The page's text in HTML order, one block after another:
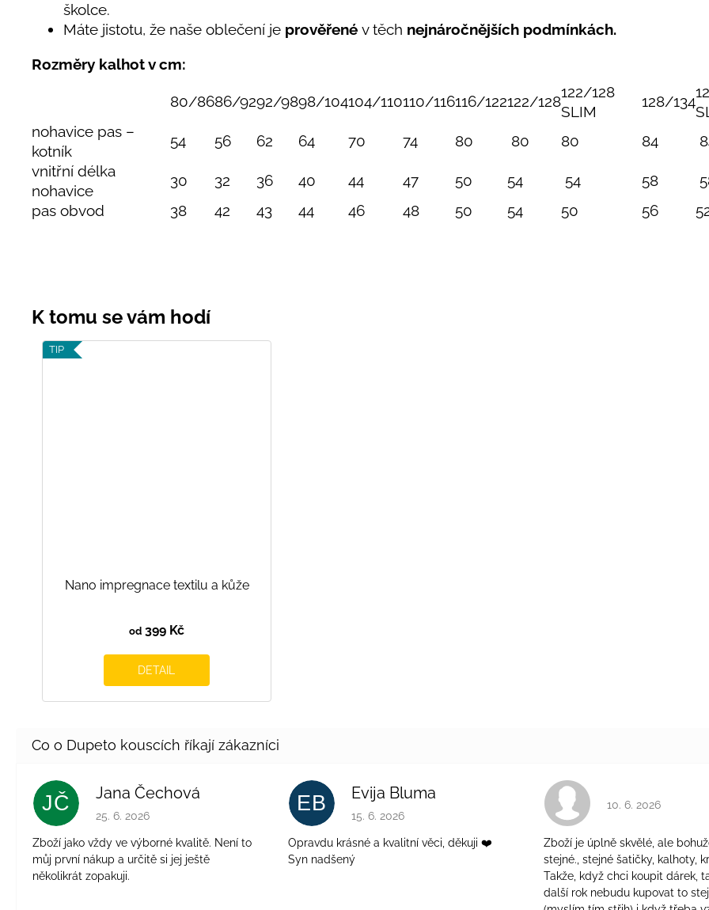
školce.
Máte jistotu, že naše oblečení je prověřené v těch nejnáročnějších podmínkách.
Rozměry kalhot v cm:
80/8686/9292/9898/104104/110110/116116/122122/128
122/128
SLIM
128/134
nohavice pas –
kotník
54 56 62 64 70 74 80 80 80 84
vnitřní délka
nohavice
30 32 36 40 44 47 50 54 54 58
pas obvod
38 42 43 44 46 48 50 54 50 56
TIP
Nano impregnace textilu a kůže
od 399 Kč
DETAIL
JČ Jana Čechová
Hodnocení obchodu je 5 z 5 hvězdiček.
25. 6. 2026
Zboží jako vždy ve výborné kvalitě. Není to
můj první nákup a určitě si jej ještě
několikrát zopakuji.
EB Evija Bluma
Hodnocení obchodu je 5 z 5 hvězdiček.
15. 6. 2026
Opravdu krásné a kvalitní věci, děkuji ❤️
Syn nadšený
Hodnocení
10. 6. 2026
Zboží je úplně skvělé, ale
stejné., stejné šatičky, kalhoty,
Takže, když chci koupit dárek,
další rok nebudu kupovat to